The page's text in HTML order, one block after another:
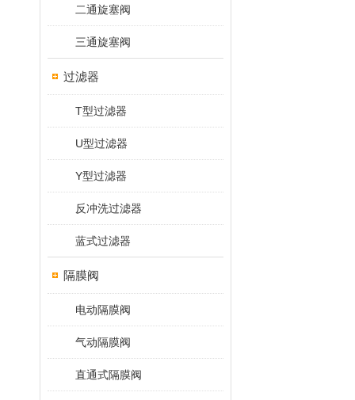
二通旋塞阀
三通旋塞阀
过滤器
T型过滤器
U型过滤器
Y型过滤器
反冲洗过滤器
蓝式过滤器
隔膜阀
电动隔膜阀
气动隔膜阀
直通式隔膜阀